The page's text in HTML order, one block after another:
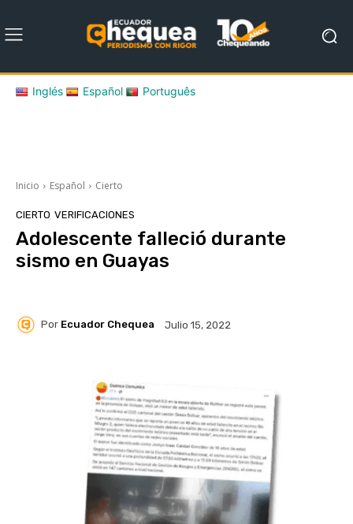
Inglés Español Português
Inicio Español Cierto
CIERTO VERIFICACIONES
Adolescente falleció durante
sismo en Guayas
Por Ecuador Chequea Julio 15, 2022